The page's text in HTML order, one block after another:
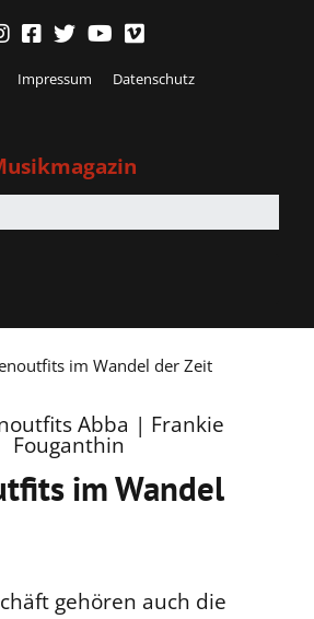
Impressum Datenschutz
im Wandel der Zeit
im Wandel
gehören auch die